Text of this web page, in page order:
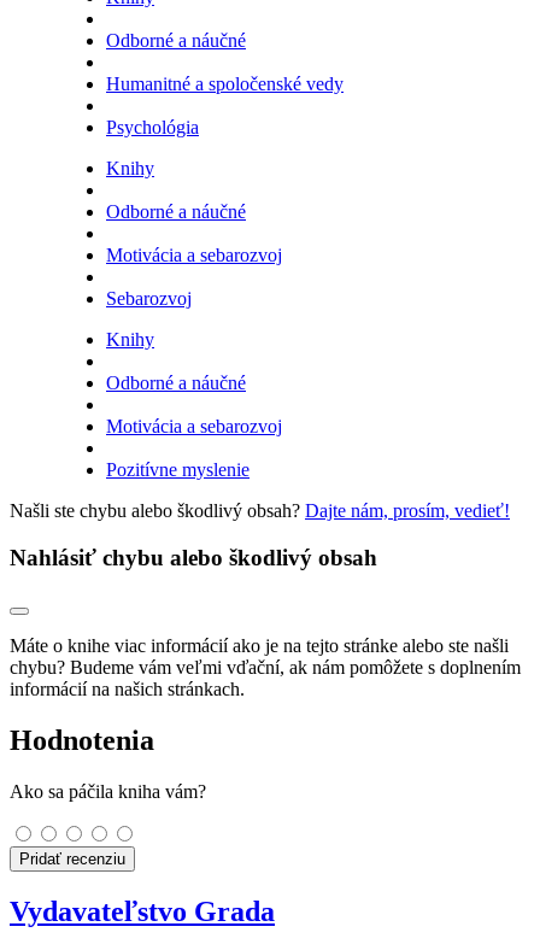
Odborné a náučné
Humanitné a spoločenské vedy
Psychológia
Knihy
Odborné a náučné
Motivácia a sebarozvoj
Sebarozvoj
Knihy
Odborné a náučné
Motivácia a sebarozvoj
Pozitívne myslenie
Našli ste chybu alebo škodlivý obsah? Dajte nám, prosím, vedieť!
Nahlásiť chybu alebo škodlivý obsah
Máte o knihe viac informácií ako je na tejto stránke alebo ste našli
chybu? Budeme vám veľmi vďační, ak nám pomôžete s doplnením
informácií na našich stránkach.
Hodnotenia
Ako sa páčila kniha vám?
Pridať recenziu
Vydavateľstvo Grada